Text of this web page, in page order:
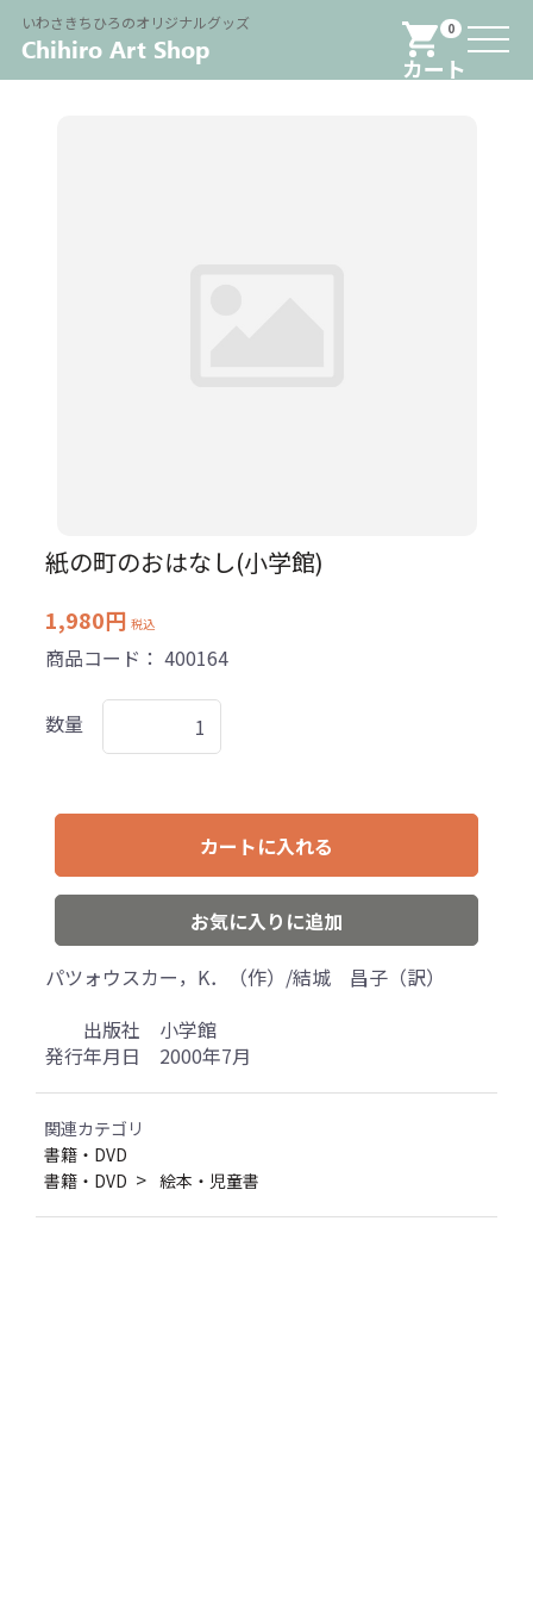
0
カート
いわさきちひろのオリジナルグッズ Menu
紙の町のおはなし(小学館)
1,980円 税込
商品コード： 400164
数量
カートに入れる
お気に入りに追加
パツォウスカー，K．（作）/結城 昌子（訳）
出版社 小学館
発行年月日 2000年7月
関連カテゴリ
書籍・DVD
書籍・DVD
絵本・児童書